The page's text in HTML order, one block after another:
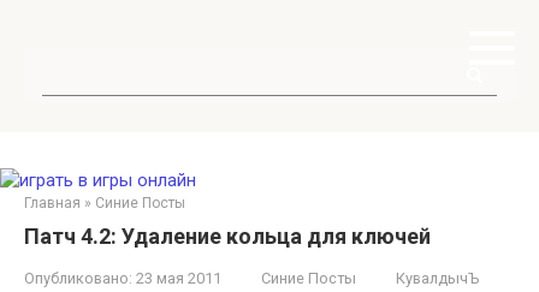
Главная » Синие Посты
Патч 4.2: Удаление кольца для ключей
Опубликовано: 23 мая 2011 Синие Посты КувалдычЪ